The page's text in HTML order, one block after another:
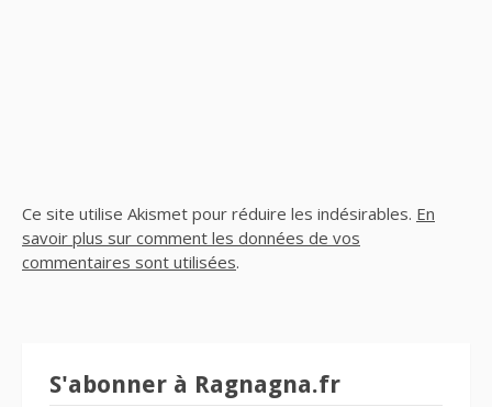
Ce site utilise Akismet pour réduire les indésirables. En
savoir plus sur comment les données de vos
commentaires sont utilisées.
S'abonner à Ragnagna.fr